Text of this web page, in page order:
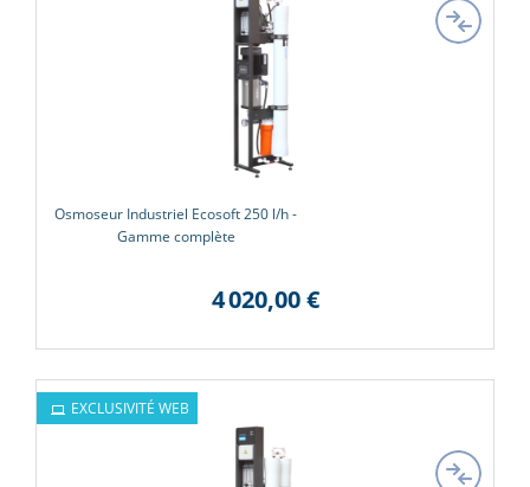
Osmoseur Industriel Ecosoft 250 l/h -
Gamme complète
4 020,00 €
EXCLUSIVITÉ WEB